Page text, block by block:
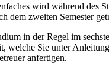
wird während des
dem zweiten Semester
in der Regel im
welche Sie unter
anfertigen.